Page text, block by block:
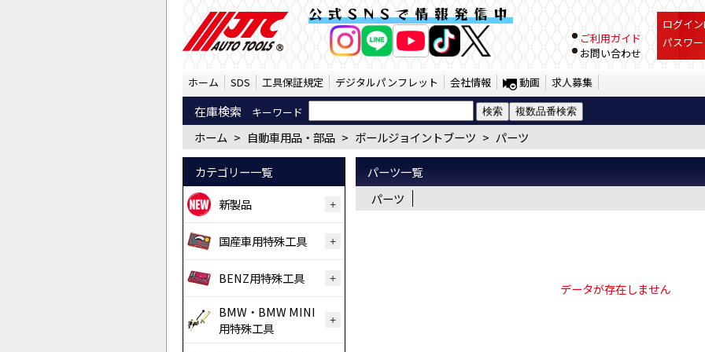
自動車用品・部品 ボールジョイントブーツ パーツ
公式SNSで情報発信中
ログイ
パスワ
ご利用ガイド
お問い合わせ
ホーム
SDS 工具保証規定 デジタルパンフレット 会社情報 動画 求人募集
在庫検索 キーワード
ホーム > 自動車用品・部品 > ボールジョイントブーツ > パーツ
カテゴリー一覧
新製品
国産車用特殊工具
BENZ用特殊工具
BMW・BMW MINI
用特殊工具
パーツ一覧
パーツ
データが存在しません